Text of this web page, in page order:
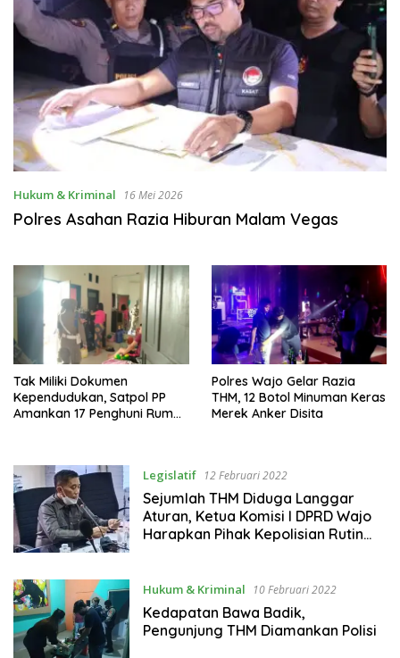
Hukum & Kriminal 16 Mei 2026
Polres Asahan Razia Hiburan Malam Vegas
Tak Miliki Dokumen
Kependudukan, Satpol PP
Amankan 17 Penghuni Rumah
Polres Wajo Gelar Razia
THM, 12 Botol Minuman Keras
Merek Anker Disita
Legislatif 12 Februari 2022
Sejumlah THM Diduga Langgar
Aturan, Ketua Komisi I DPRD Wajo
Harapkan Pihak Kepolisian Rutin
Hukum & Kriminal 10 Februari 2022
Kedapatan Bawa Badik,
Pengunjung THM Diamankan Polisi